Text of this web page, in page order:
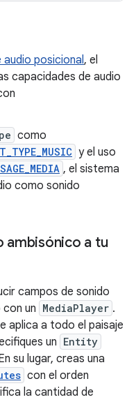
audio posicional, el
capacidades de audio
como
y el uso
, el sistema
como sonido
ambisónico a tu
campos de sonido
un MediaPlayer .
aplica a todo el paisaje
un Entity
su lugar, creas una
con el orden
la cantidad de